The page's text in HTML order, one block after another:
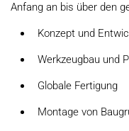
Anfang an bis über den
Konzept und
Werkzeugbau und
Globale Fertigung
Montage von